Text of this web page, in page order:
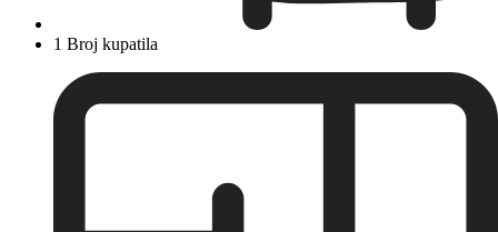
1 Broj kupatila